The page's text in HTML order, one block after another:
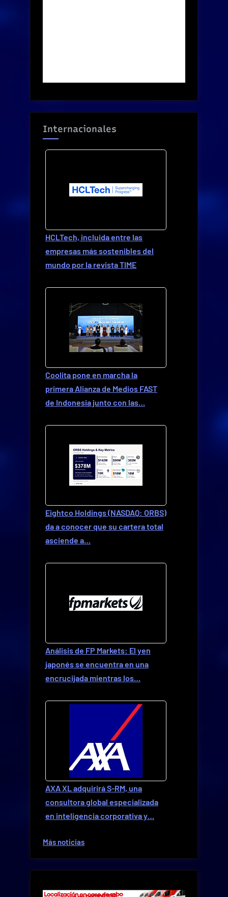
Internacionales
HCLTech, incluida entre las
empresas más sostenibles del
mundo por la revista TIME
Coolita pone en marcha la
primera Alianza de Medios FAST
de Indonesia junto con las…
Eightco Holdings (NASDAQ: ORBS)
da a conocer que su cartera total
asciende a…
Análisis de FP Markets: El yen
japonés se encuentra en una
encrucijada mientras los…
AXA XL adquirirá S-RM, una
consultora global especializada
en inteligencia corporativa y…
Más noticias